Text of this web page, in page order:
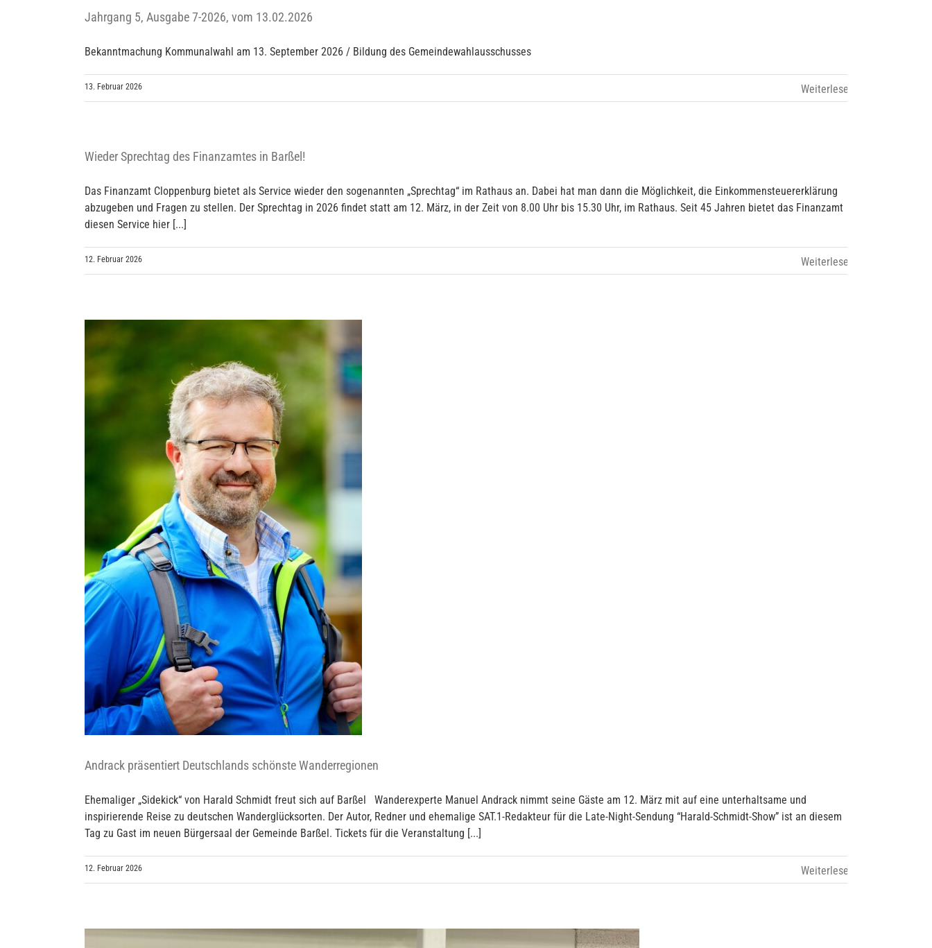
Jahrgang 5, Ausgabe 7-2026, vom 13.02.2026
Bekanntmachung Kommunalwahl am 13. September 2026 / Bildung des Gemeindewahlausschusses
13. Februar 2026
Wieder Sprechtag des Finanzamtes in Barßel!
Das Finanzamt Cloppenburg bietet als Service wieder den sogenannten „Sprechtag“ im Rathaus an. Dabei hat man dann die Möglichkeit, die Einkommensteuererklärung
abzugeben und Fragen zu stellen. Der Sprechtag in 2026 findet statt am 12. März, in der Zeit von 8.00 Uhr bis 15.30 Uhr, im Rathaus. Seit 45 Jahren bietet das Finanzamt
diesen Service hier [...]
12. Februar 2026
Andrack präsentiert Deutschlands schönste Wanderregionen
Ehemaliger „Sidekick“ von Harald Schmidt freut sich auf Barßel Wanderexperte Manuel Andrack nimmt seine Gäste am 12. März mit auf eine unterhaltsame und
inspirierende Reise zu deutschen Wanderglücksorten. Der Autor, Redner und ehemalige SAT.1-Redakteur für die Late-Night-Sendung “Harald-Schmidt-Show” ist an diesem
Tag zu Gast im neuen Bürgersaal der Gemeinde Barßel. Tickets für die Veranstaltung [...]
12. Februar 2026